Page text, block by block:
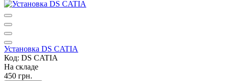
Установка DS CATIA
Код: DS CATIA
На складе
450 грн.